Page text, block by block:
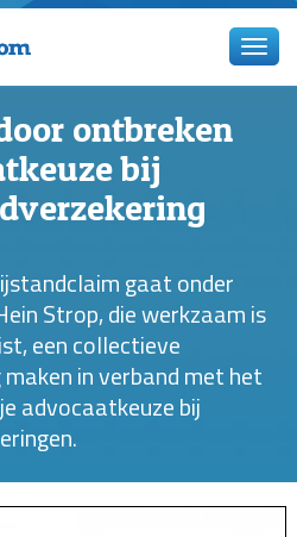
ontbreken
bij
gaat onder
Strop, die werkzaam is
een collectieve
in verband met het
advocaatkeuze bij